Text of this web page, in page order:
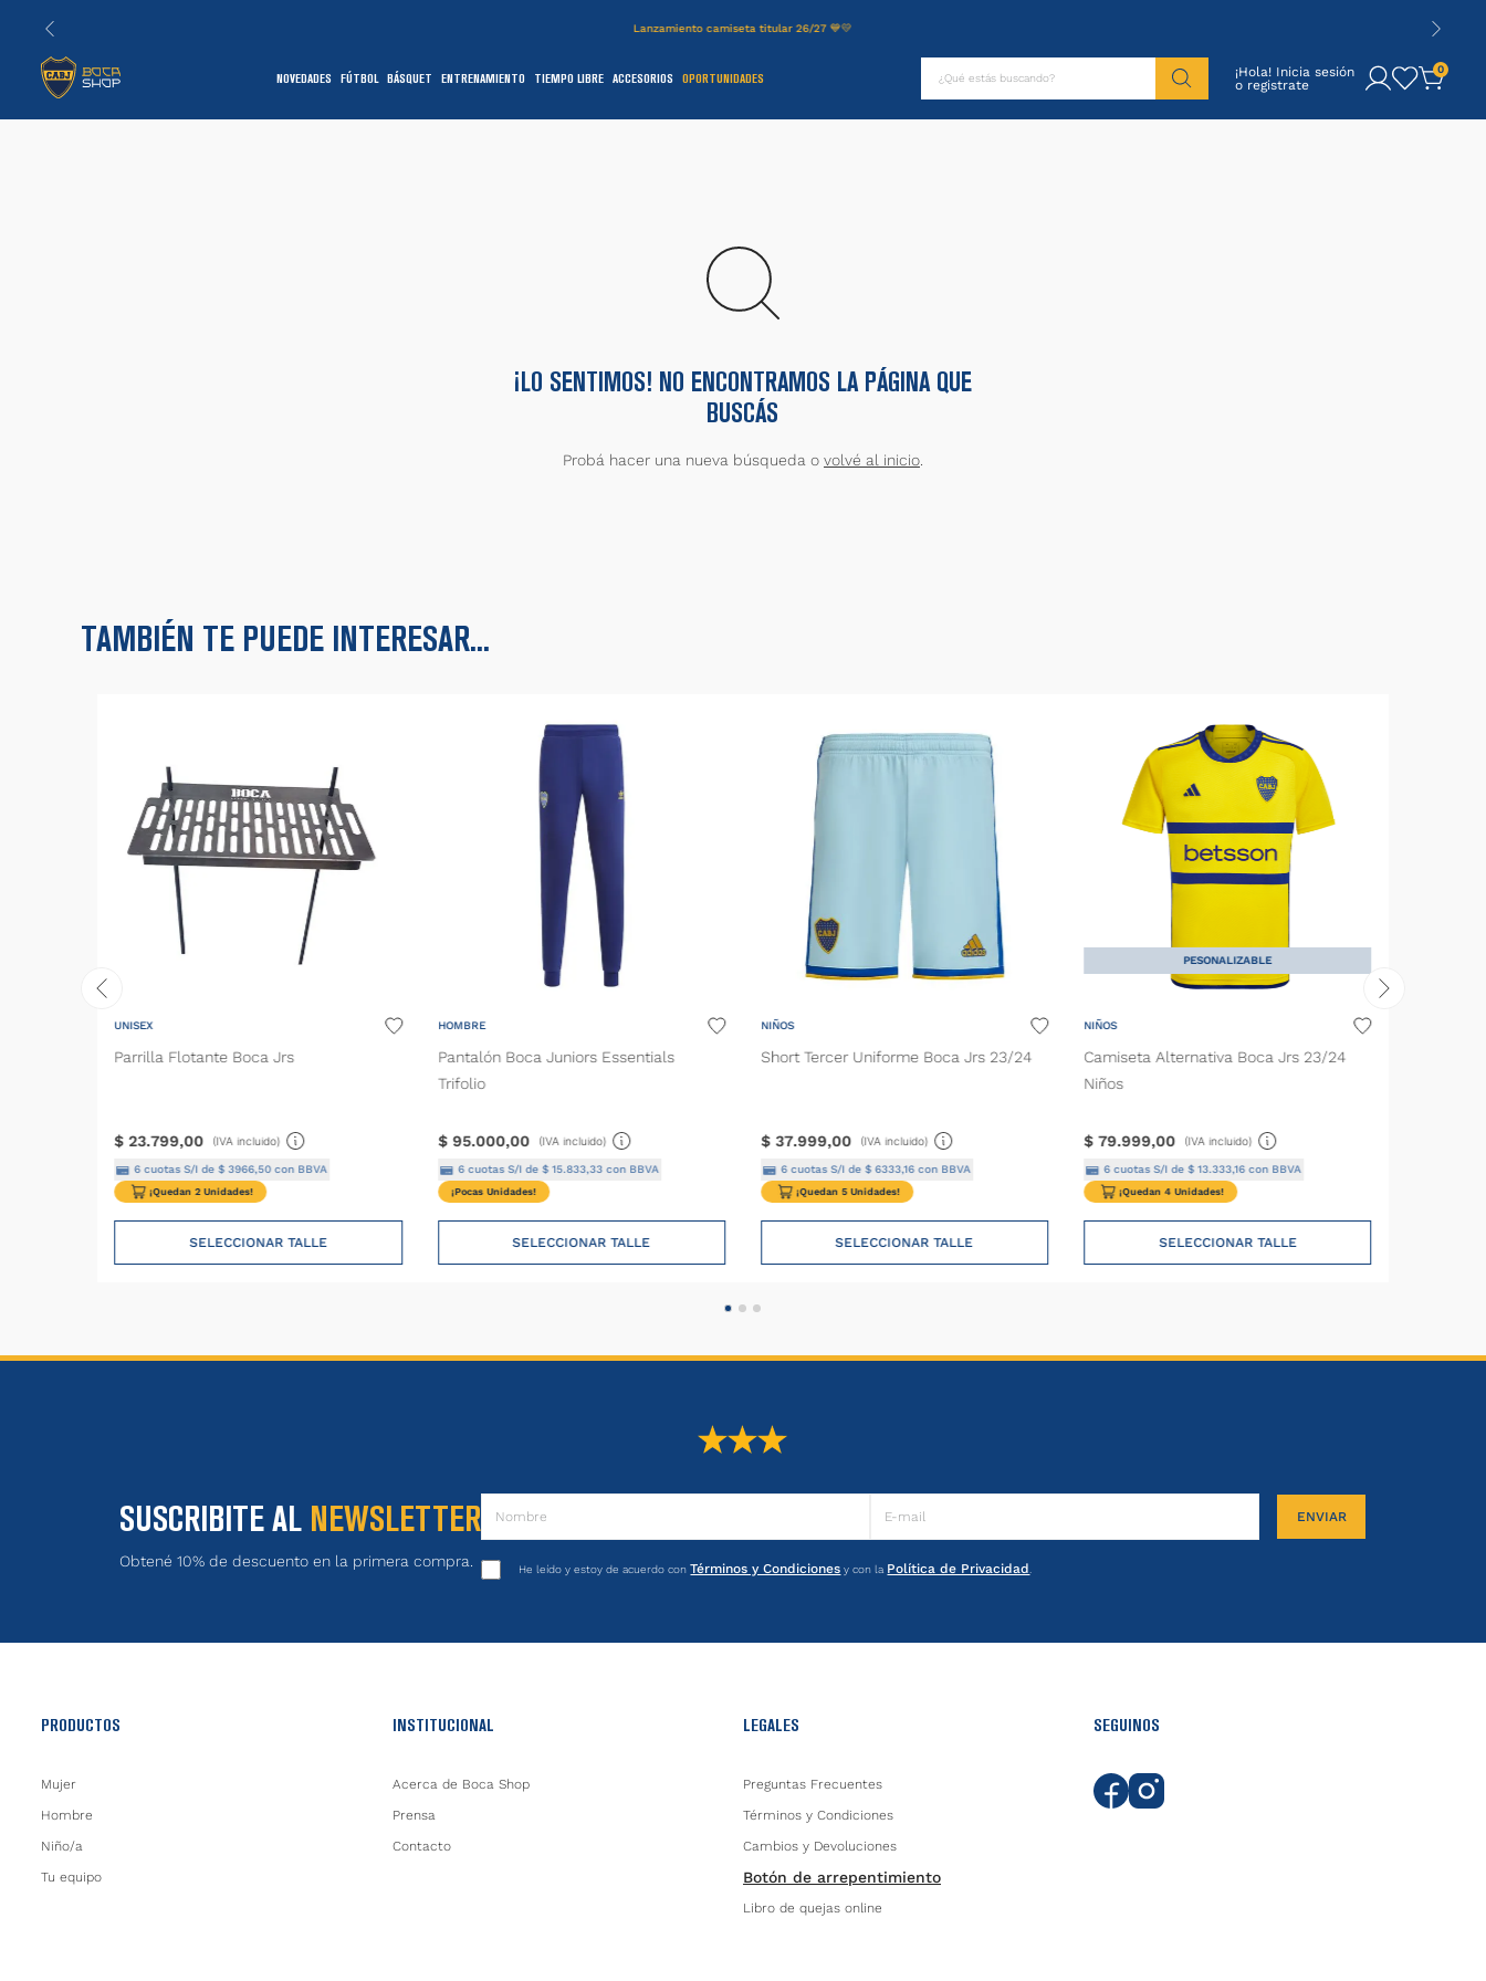
Lanzamiento camiseta titular 26/27 💙💛
NOVEDADES FÚTBOL BÁSQUET ENTRENAMIENTO TIEMPO LIBRE ACCESORIOS OPORTUNIDADES ¡Hola! Inicia sesión 0
¡LO SENTIMOS! NO ENCONTRAMOS LA PÁGINA QUE
BUSCÁS
Probá hacer una nueva búsqueda o volvé al inicio.
TAMBIÉN TE PUEDE INTERESAR...
UNISEX
Parrilla Flotante Boca Jrs
$ 23.799,00 (IVA incluido)
6 cuotas S/I de$ 3966,50con BBVA
¡Quedan 2 Unidades!
SELECCIONAR TALLE
HOMBRE
Pantalón Boca Juniors Essentials
Trifolio
$ 95.000,00 (IVA incluido)
6cuotas S/I de $ 15.833,33con BBVA
¡Pocas Unidades!
SELECCIONAR TALLE
NIÑOS
Short Tercer Uniforme Boca Jrs 23/24
$ 37.999,00 (IVA incluido)
6cuotas S/I de $ 6333,16con BBVA
¡Quedan 5 Unidades!
SELECCIONAR TALLE
PESONALIZABLE
NIÑOS
Camiseta Alternativa Boca Jrs 23/24
Niños
$ 79.999,00 (IVA incluido)
6 cuotas S/I de$ 13.333,16 con BBVA
¡Quedan 4 Unidades!
SELECCIONAR TALLE
SUSCRIBITE AL NEWSLETTER
Obtené 10% de descuento en la primera compra.
ENVIAR
He leído y estoy de acuerdo conTérminos y Condiciones y con la Política de Privacidad
PRODUCTOS
Mujer
Hombre
Niño/a
Tu equipo
INSTITUCIONAL
Acerca de Boca Shop
Prensa
Contacto
LEGALES
Preguntas Frecuentes
Términos y Condiciones
Cambios y Devoluciones
Botón de arrepentimiento
Libro de quejas online
SEGUINOS
short